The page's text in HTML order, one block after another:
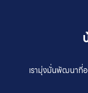
เรามุ่งมั่นพัฒนาที่